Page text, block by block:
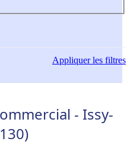
Appliquerles filtres
- Issy-